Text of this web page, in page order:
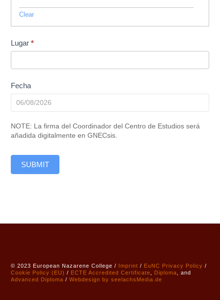
Clear
Lugar*
Fecha
NOTE: La firma del Coordinador del Centro de Estudios será
añadida digitalmente en GNECsis.
SUBMIT
© 2023 European Nazarene College / Imprint / EuNC Privacy Policy /
Cookie Policy (EU) / ECTE AccreditedCertificate Diploma
, and
Advanced Diploma /Webdesign by seelachsMedia.de